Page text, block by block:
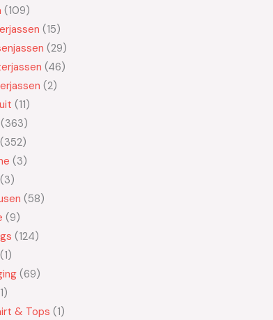
109
15
29
46
2
11
363
352
3
3
58
9
124
1
69
1
& Tops 1